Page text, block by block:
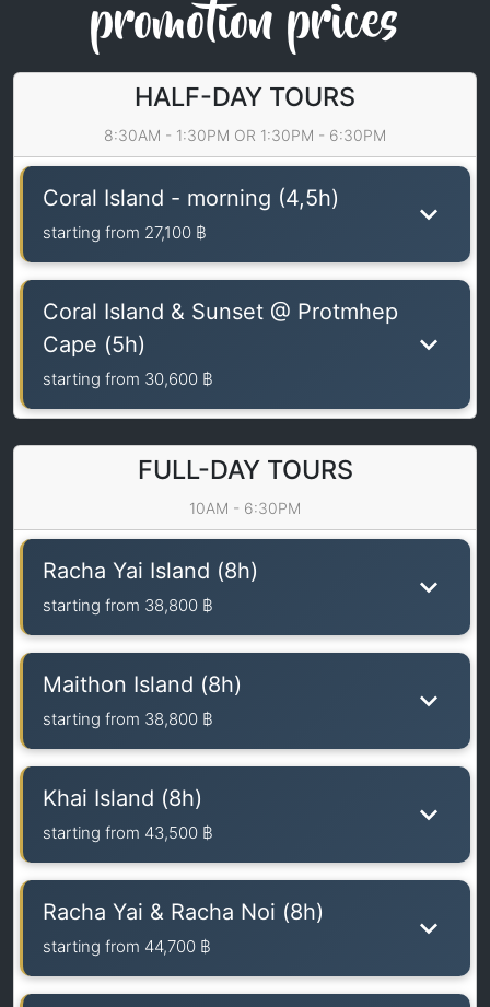
promotion prices
HALF-DAY TOURS
8:30AM - 1:30PM OR 1:30PM - 6:30PM
Coral Island - morning (4,5h)
starting from 27,100 ฿
Coral Island & Sunset @ Protmhep
Cape (5h)
starting from 30,600 ฿
FULL-DAY TOURS
10AM - 6:30PM
Racha Yai Island (8h)
starting from 38,800 ฿
Maithon Island (8h)
starting from 38,800 ฿
Khai Island (8h)
starting from 43,500 ฿
Racha Yai & Racha Noi (8h)
starting from 44,700 ฿